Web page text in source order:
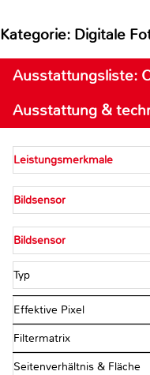
Kategorie: Digitale
Ausstattungsliste:
Ausstattung &
Leistungsmerkmale
Bildsensor
Bildsensor
Typ
Effektive Pixel
Filtermatrix
Seitenverhältnis & Fläche